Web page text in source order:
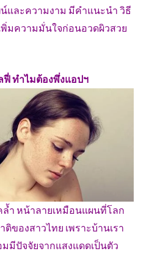
และความงาม มีคำแนะนำ วิธี
มความมั่นใจก่อนอวดผิวสวย
ฟี่ ทำไมต้องพึ่งแอปฯ
ล้ำ หน้าลายเหมือนแผนที่โลก
ของสาวไทย เพราะบ้านเรา
มีปัจจัยจากแสงแดดเป็นตัว